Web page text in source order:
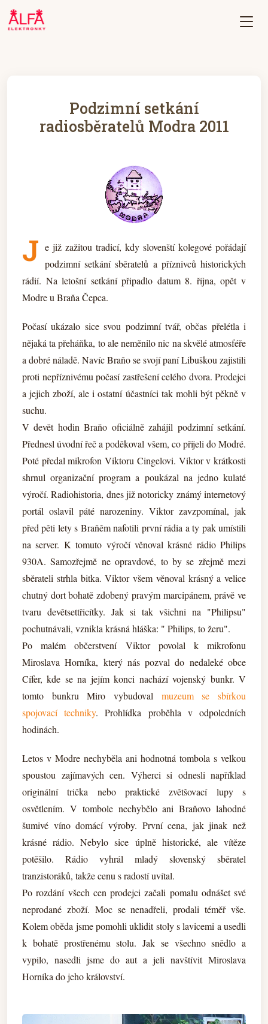
Podzimní setkání
radiosběratelů Modra 2011
J e již zažitou tradicí, kdy slovenští kolegové pořádají
podzimní setkání sběratelů a příznivců historických
rádií. Na letošní setkání připadlo datum 8. října, opět v
Modre u Braňa Čepca.
Počasí ukázalo sice svou podzimní tvář, občas přelétla i
nějaká ta přeháňka, to ale neměnilo nic na skvělé atmosféře
a dobré náladě. Navíc Braňo se svojí paní Libuškou zajistili
proti nepříznivému počasí zastřešení celého dvora. Prodejci
a jejich zboží, ale i ostatní účastníci tak mohli být pěkně v
suchu.
V devět hodin Braňo oficiálně zahájil podzimní setkání.
Přednesl úvodní řeč a poděkoval všem, co přijeli do Modré.
Poté předal mikrofon Viktoru Cingelovi. Viktor v krátkosti
shrnul organizační program a poukázal na jedno kulaté
výročí. Radiohistoria, dnes již notoricky známý internetový
portál oslavil páté narozeniny. Viktor zavzpomínal, jak
před pěti lety s Braňěm nafotili první rádia a ty pak umístili
na server. K tomuto výročí věnoval krásné rádio Philips
930A. Samozřejmě ne opravdové, to by se zřejmě mezi
sběrateli strhla bitka. Viktor všem věnoval krásný a velice
chutný dort bohatě zdobený pravým marcipánem, právě ve
tvaru devětsettřicítky. Jak si tak všichni na "Philipsu"
pochutnávali, vznikla krásná hláška: " Philips, to žeru".
Po malém občerstvení Viktor povolal k mikrofonu
Miroslava Horníka, který nás pozval do nedaleké obce
Cífer, kde se na jejím konci nachází vojenský bunkr. V
tomto bunkru Miro vybudoval muzeum se sbírkou
spojovací techniky. Prohlídka proběhla v odpoledních
hodinách.
Letos v Modre nechyběla ani hodnotná tombola s velkou
spoustou zajímavých cen. Výherci si odnesli například
originální trička nebo praktické zvětšovací lupy s
osvětlením. V tombole nechybělo ani Braňovo lahodné
šumivé víno domácí výroby. První cena, jak jinak než
krásné rádio. Nebylo sice úplně historické, ale vítěze
potěšilo. Rádio vyhrál mladý slovenský sběratel
tranzistoráků, takže cenu s radostí uvítal.
Po rozdání všech cen prodejci začali pomalu odnášet své
neprodané zboží. Moc se nenadřeli, prodali téměř vše.
Kolem oběda jsme pomohli uklidit stoly s lavicemi a usedli
k bohatě prostřenému stolu. Jak se všechno snědlo a
vypilo, nasedli jsme do aut a jeli navštívit Miroslava
Horníka do jeho království.